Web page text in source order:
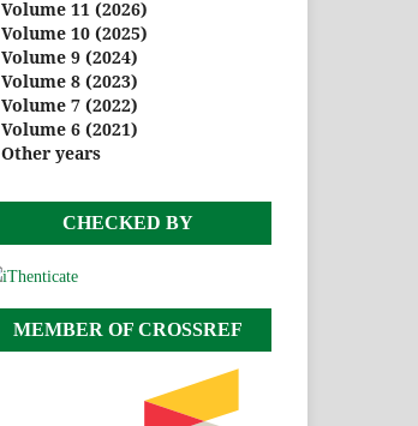
Volume 11 (2026)
Volume 10 (2025)
Volume 9 (2024)
Volume 8 (2023)
Volume 7 (2022)
Volume 6 (2021)
Other years
CHECKED BY
MEMBER OF CROSSREF